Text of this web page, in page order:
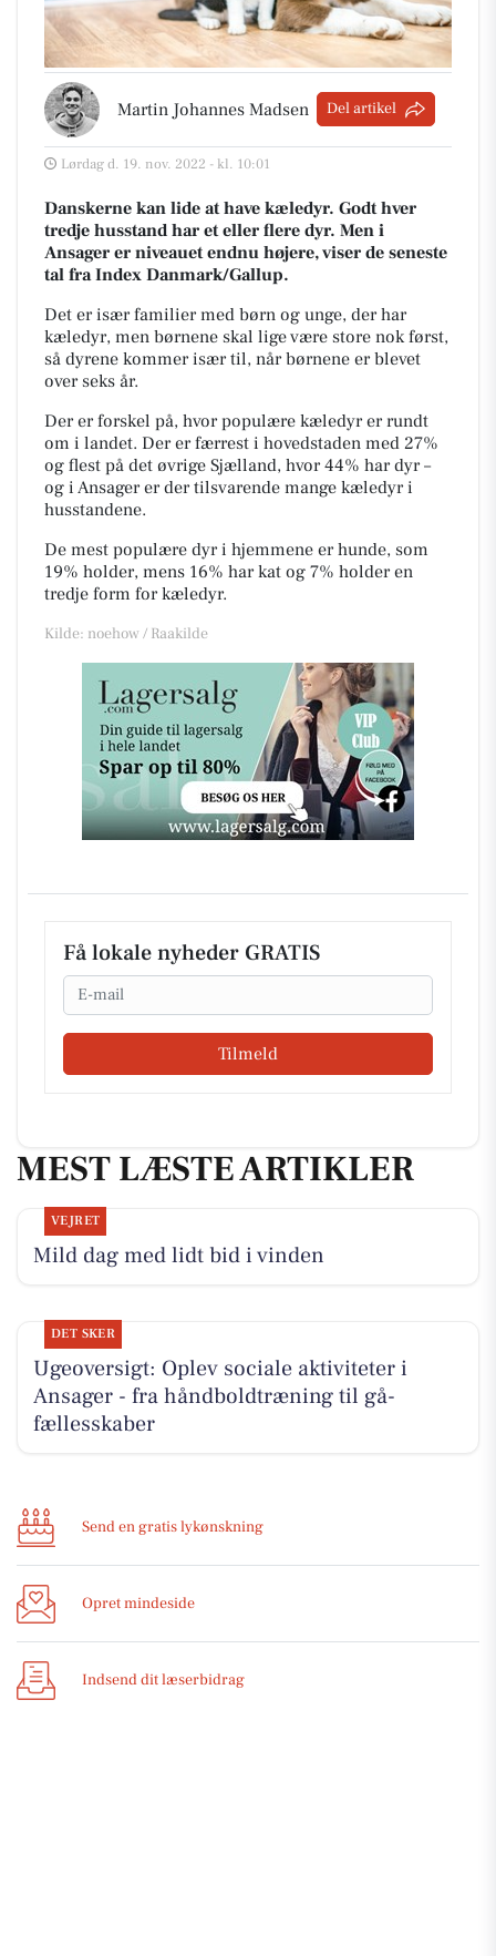
Martin Johannes Madsen Del artikel
Lørdag d. 19. nov. 2022 - kl. 10:01
Danskerne kan lide at have kæledyr. Godt hver
tredje husstand har et eller flere dyr. Men i
Ansager er niveauet endnu højere, viser de seneste
tal fra Index Danmark/Gallup.
Det er især familier med børn og unge, der har
kæledyr, men børnene skal lige være store nok først,
så dyrene kommer især til, når børnene er blevet
over seks år.
Der er forskel på, hvor populære kæledyr er rundt
om i landet. Der er færrest i hovedstaden med 27%
og flest på det øvrige Sjælland, hvor 44% har dyr –
og i Ansager er der tilsvarende mange kæledyr i
husstandene.
De mest populære dyr i hjemmene er hunde, som
19% holder, mens 16% har kat og 7% holder en
tredje form for kæledyr.
Kilde: noehow / Raakilde
Få lokale nyheder GRATIS
Email
Tilmeld
MEST LÆSTE ARTIKLER
VEJRET
Mild dag med lidt bid i vinden
DET SKER
Ugeoversigt: Oplev sociale aktiviteter i
Ansager - fra håndboldtræning til gå-
fællesskaber
Send en gratis lykønskning
Opret mindeside
Indsend dit læserbidrag